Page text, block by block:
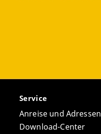
Service
Anreise und Adressen
Download-Center